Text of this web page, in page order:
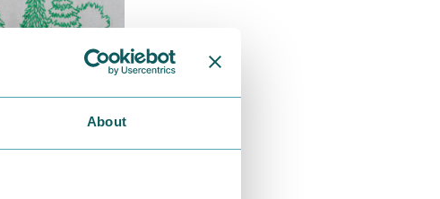
About